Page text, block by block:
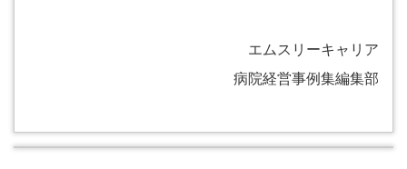
エムスリーキャリア
病院経営事例集編集部